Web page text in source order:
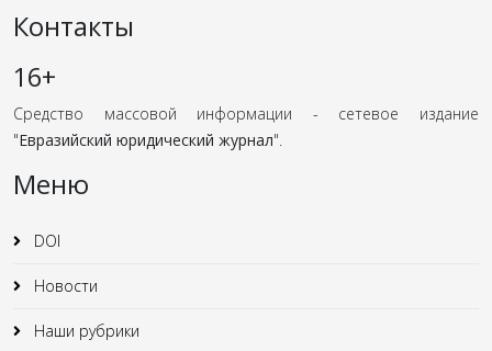
Контакты
16+
Средство массовой информации - сетевое издание
"Евразийский юридический журнал".
Меню
DOI
Новости
Наши рубрики